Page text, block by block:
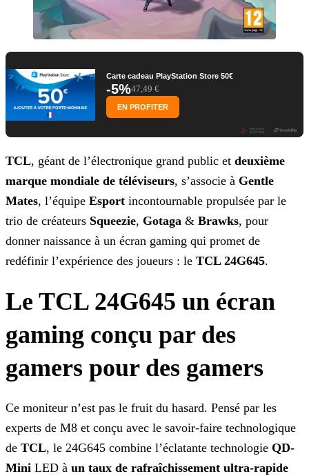
Carte cadeau PlayStation Store 50€
-5%47,49 €
EN PROFITER
TCL, géant de l’électronique grand public et deuxième
marque mondiale de téléviseurs, s’associe à Gentle
Mates, l’équipe Esport incontournable propulsée par le
trio de créateurs Squeezie, Gotaga & Brawks, pour
donner naissance à un écran gaming qui promet de
redéfinir l’expérience des joueurs : le TCL 24G645.
Le TCL 24G645 un écran
gaming conçu par des
gamers pour des gamers
Ce moniteur n’est pas le fruit du hasard. Pensé par les
experts de M8 et conçu avec le savoir-faire technologique
de TCL, le 24G645 combine l’éclatante technologie QD-
Mini LED à un taux de rafraîchissement ultra-rapide